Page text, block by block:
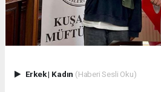
Erkek| Kadın (Haberi Sesli Oku)